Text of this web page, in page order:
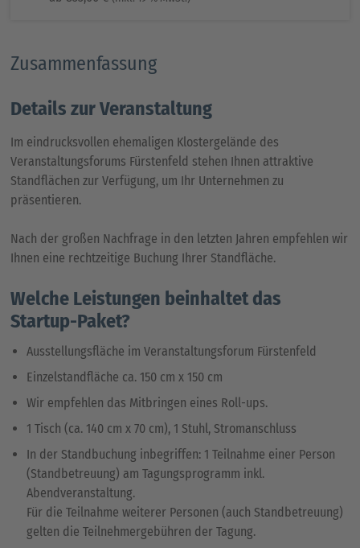
Zusammenfassung
Details zur Veranstaltung
Im eindrucksvollen ehemaligen Klostergelände des
Veranstaltungsforums Fürstenfeld stehen Ihnen attraktive
Standflächen zur Verfügung, um Ihr Unternehmen zu
präsentieren.
Nach der großen Nachfrage in den letzten Jahren empfehlen wir
Ihnen eine rechtzeitige Buchung Ihrer Standfläche.
Welche Leistungen beinhaltet das
Startup-Paket?
Ausstellungsfläche im Veranstaltungsforum Fürstenfeld
Einzelstandfläche ca. 150 cm x 150 cm
Wir empfehlen das Mitbringen eines Roll-ups.
1 Tisch (ca. 140 cm x 70 cm), 1 Stuhl, Stromanschluss
In der Standbuchung inbegriffen: 1 Teilnahme einer Person
(Standbetreuung) am Tagungsprogramm inkl.
Abendveranstaltung.
Für die Teilnahme weiterer Personen (auch Standbetreuung)
gelten die Teilnehmergebühren der Tagung.